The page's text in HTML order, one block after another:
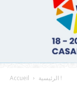
Accueil الرئيسية !